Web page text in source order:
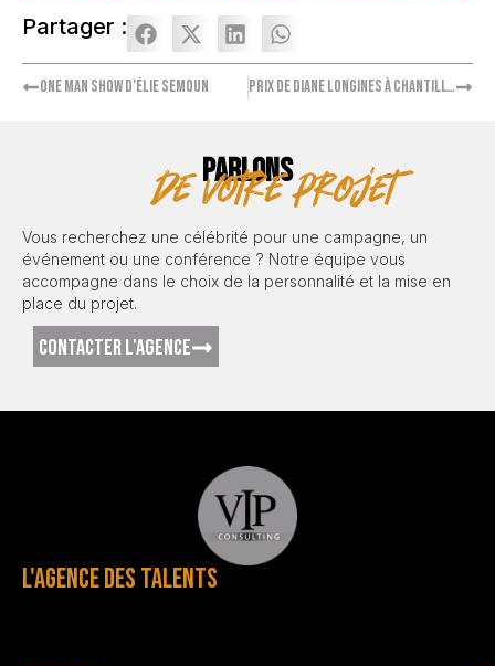
Partager :
One man show d’Élie Semoun Prix de Diane Longines à Chantilly – Ambassadrice Élodie Fontan
PARLONS
de votre projet
Vous recherchez une célébrité pour une campagne, un
événement ou une conférence ? Notre équipe vous
accompagne dans le choix de la personnalité et la mise en
place du projet.
CONTACTER L'AGENCE
L'AGENCE DES TALENTS